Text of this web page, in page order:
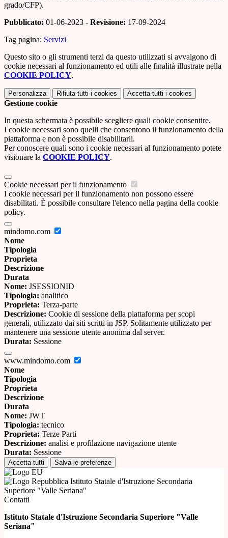
grado/CFP).
Pubblicato: 01-06-2023 - Revisione: 17-09-2024
Tag pagina: Servizi
Questo sito o gli strumenti terzi da questo utilizzati si avvalgono di
cookie necessari al funzionamento ed utili alle finalità illustrate nella
COOKIE POLICY.
Personalizza Rifiuta tutti i cookies Accetta tutti i cookies
Gestione cookie
In questa schermata è possibile scegliere quali cookie consentire.
I cookie necessari sono quelli che consentono il funzionamento della
piattaforma e non è possibile disabilitarli.
Per conoscere quali sono i cookie necessari al funzionamento potete
visionare la COOKIE POLICY.
Cookie necessari per il funzionamento
I cookie necessari per il funzionamento non possono essere
disabilitati. È possibile consultare l'elenco nella pagina della cookie
policy.
mindomo.com
Nome
Tipologia
Proprieta
Descrizione
Durata
Nome: JSESSIONID
Tipologia: analitico
Proprieta: Terza-parte
Descrizione: Cookie di sessione della piattaforma per scopi
generali, utilizzato dai siti scritti in JSP. Solitamente utilizzato per
mantenere una sessione utente anonima dal server.
Durata: Sessione
www.mindomo.com
Nome
Tipologia
Proprieta
Descrizione
Durata
Nome: JWT
Tipologia: tecnico
Proprieta: Terze Parti
Descrizione: analisi e profilazione navigazione utente
Durata: Sessione
Accetta tutti Salva le preferenze
Istituto Statale d'Istruzione Secondaria
Superiore "Valle Seriana"
Contatti
Istituto Statale d'Istruzione Secondaria Superiore "Valle
Seriana"